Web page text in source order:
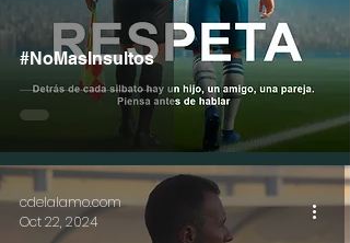
#NoMasInsultos
cdelalamo.com
Oct 22, 2024